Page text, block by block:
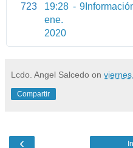
723
19:28 - 9
ene.
2020
Lcdo. Angel Salcedo on
Compartir
‹